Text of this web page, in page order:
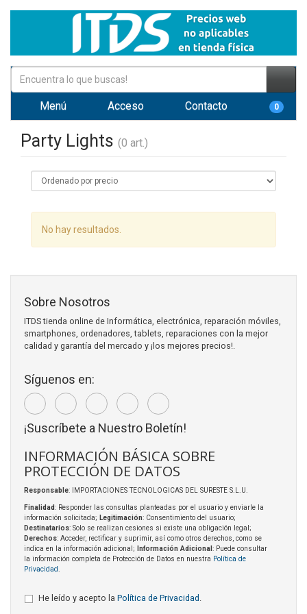
Menú Acceso Contacto 0
Party Lights (0 art.)
No hay resultados.
Sobre Nosotros
ITDS tienda online de Informática, electrónica, reparación móviles,
smartphones, ordenadores, tablets, reparaciones con la mejor
calidad y garantía del mercado y ¡los mejores precios!.
Síguenos en:
¡Suscríbete a Nuestro Boletín!
INFORMACIÓN BÁSICA SOBRE
PROTECCIÓN DE DATOS
Responsable: IMPORTACIONES TECNOLOGICAS DEL SURESTE S.L.U.
Finalidad: Responder las consultas planteadas por el usuario y enviarle la
información solicitada; Legitimación: Consentimiento del usuario;
Destinatarios: Solo se realizan cesiones si existe una obligación legal;
Derechos: Acceder, rectificar y suprimir, así como otros derechos, como se
indica en la información adicional;
Información Adicional : Puede consultar
la información completa de Protección de Datos en nuestra Política de
Privacidad
He leído y acepto la Política de Privacidad .